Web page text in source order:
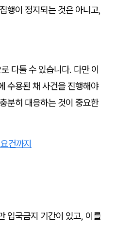
행이 정지되는 것은 아니고,
다툴 수 있습니다. 다만 이
수용된 채 사건을 진행해야
분히 대응하는 것이 중요한
건까지
입국금지 기간이 있고, 이를